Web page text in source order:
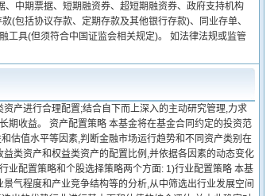
中期票据、短期融资券、超短期融资券、政府支持机构
(包括协议存款、定期存款及其他银行存款)、同业存单、
工具(但须符合中国证监会相关规定)。 如法律法规或监管
产进行合理配置;结合自下而上深入的主动研究管理,力求
期收益。 资产配置策略 本基金将在基金合同约定的投资范
估值水平等因素,判断金融市场运行趋势和不同资产类别在
类资产和权益类资产的配置比例,并依据各因素的动态变化
业配置策略和个股选择策略两个方面: 1)行业配置策略 本基
气程度和产业竞争结构等的分析,从中筛选出行业发展空间